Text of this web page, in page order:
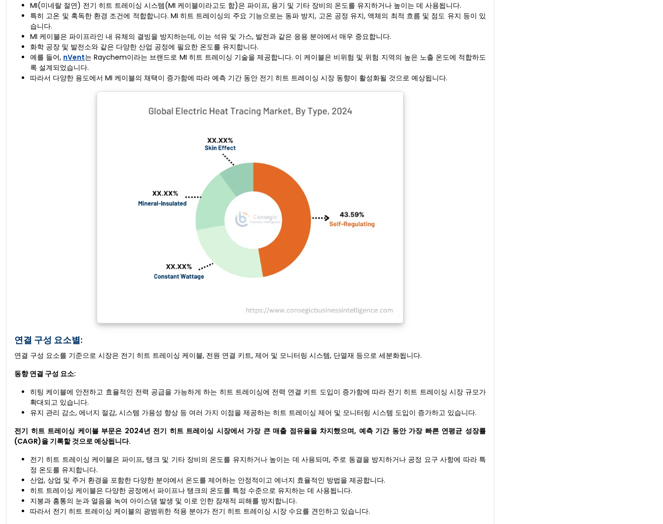
MI(미네랄 절연) 전기 히트 트레이싱 시스템(MI 케이블이라고도 함)은 파이프, 용기 및 기타 장비의 온도를 유지하거나 높이는 데 사용됩니다.
특히 고온 및 혹독한 환경 조건에 적합합니다. MI 히트 트레이싱의 주요 기능으로는 동파 방지, 고온 공정 유지, 액체의 최적 흐름 및 점도 유지 등이 있
습니다.
MI 케이블은 파이프라인 내 유체의 결빙을 방지하는데, 이는 석유 및 가스, 발전과 같은 응용 분야에서 매우 중요합니다.
화학 공장 및 발전소와 같은 다양한 산업 공정에 필요한 온도를 유지합니다.
예를 들어, nVent는 Raychem이라는 브랜드로 MI 히트 트레이싱 기술을 제공합니다. 이 케이블은 비위험 및 위험 지역의 높은 노출 온도에 적합하도
록 설계되었습니다.
따라서 다양한 용도에서 MI 케이블의 채택이 증가함에 따라 예측 기간 동안 전기 히트 트레이싱 시장 동향이 활성화될 것으로 예상됩니다.
연결 구성 요소별:
연결 구성 요소를 기준으로 시장은 전기 히트 트레이싱 케이블, 전원 연결 키트, 제어 및 모니터링 시스템, 단열재 등으로 세분화됩니다.
동향 연결 구성 요소:
히팅 케이블에 안전하고 효율적인 전력 공급을 가능하게 하는 히트 트레이싱에 전력 연결 키트 도입이 증가함에 따라 전기 히트 트레이싱 시장 규모가
확대되고 있습니다.
유지 관리 감소, 에너지 절감, 시스템 가용성 향상 등 여러 가지 이점을 제공하는 히트 트레이싱 제어 및 모니터링 시스템 도입이 증가하고 있습니다.
전기 히트 트레이싱 케이블 부문은 2024년 전기 히트 트레이싱 시장에서 가장 큰 매출 점유율을 차지했으며, 예측 기간 동안 가장 빠른 연평균 성장률
(CAGR)을 기록할 것으로 예상됩니다.
전기 히트 트레이싱 케이블은 파이프, 탱크 및 기타 장비의 온도를 유지하거나 높이는 데 사용되며, 주로 동결을 방지하거나 공정 요구 사항에 따라 특
정 온도를 유지합니다.
산업, 상업 및 주거 환경을 포함한 다양한 분야에서 온도를 제어하는 ​​안정적이고 에너지 효율적인 방법을 제공합니다.
히트 트레이싱 케이블은 다양한 공정에서 파이프나 탱크의 온도를 특정 수준으로 유지하는 데 사용됩니다.
지붕과 홈통의 눈과 얼음을 녹여 아이스댐 발생 및 이로 인한 잠재적 피해를 방지합니다.
따라서 전기 히트 트레이싱 케이블의 광범위한 적용 분야가 전기 히트 트레이싱 시장 수요를 견인하고 있습니다.